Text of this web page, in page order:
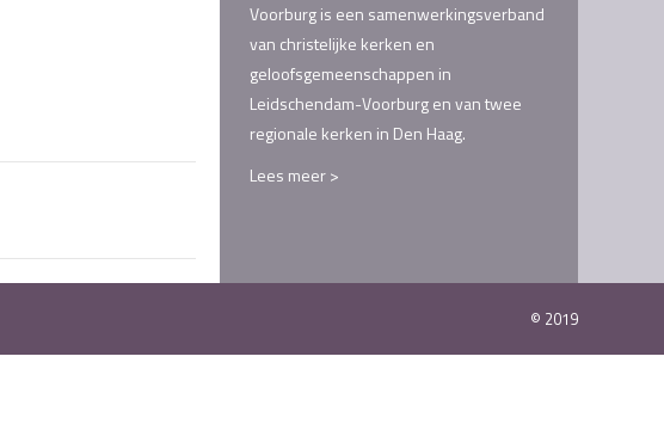
Voorburg is een samenwerkingsverband
van christelijke kerken en
geloofsgemeenschappen in
Leidschendam-Voorburg en van twee
regionale kerken in Den Haag.
Lees meer >
© 2019